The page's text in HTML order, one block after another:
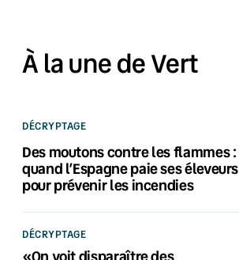
À la une de Vert
DÉCRYPTAGE
Des moutons contre les flammes :
quand l’Espagne paie ses éleveurs
pour prévenir les incendies
DÉCRYPTAGE
«On voit disparaître des